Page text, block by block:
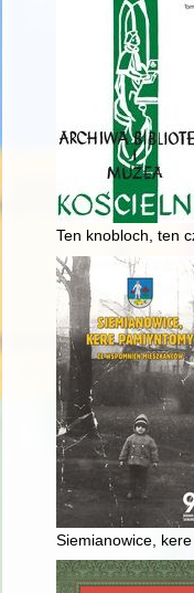
Ten knobloch, ten
Siemianowice,